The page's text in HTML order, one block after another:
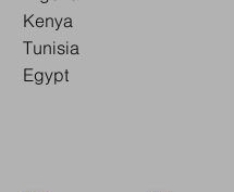
Kenya
Tunisia
Egypt